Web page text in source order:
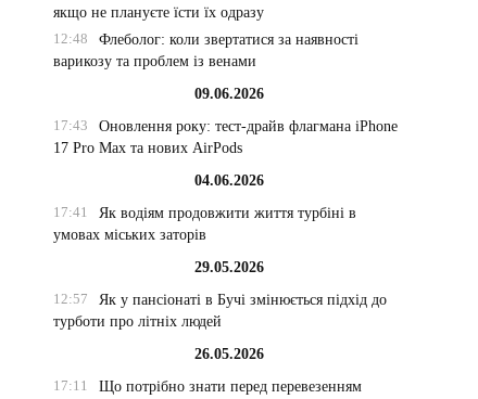
якщо не плануєте їсти їх одразу
12:48
Флеболог: коли звертатися за наявності
варикозу та проблем із венами
09.06.2026
17:43
Оновлення року: тест-драйв флагмана iPhone
17 Pro Max та нових AirPods
04.06.2026
17:41
Як водіям продовжити життя турбіні в
умовах міських заторів
29.05.2026
12:57
Як у пансіонаті в Бучі змінюється підхід до
турботи про літніх людей
26.05.2026
17:11
Що потрібно знати перед перевезенням